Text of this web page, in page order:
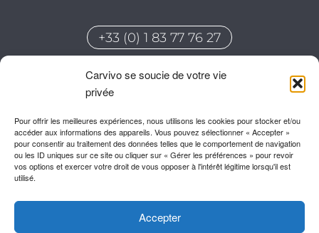
Carvivo se soucie de votre vie
privée
Pour offrir les meilleures expériences, nous utilisons les cookies pour stocker et/ou
accéder aux informations des appareils. Vous pouvez sélectionner « Accepter »
pour consentir au traitement des données telles que le comportement de navigation
ou les ID uniques sur ce site ou cliquer sur « Gérer les préférences » pour revoir
vos options et exercer votre droit de vous opposer à l'intérêt légitime lorsqu'il est
utilisé.
Accepter
+33 (0) 1 83 77 76 27
BUREAU DURY
20 Allée de la Pépinière – Oasis
80480 Dury